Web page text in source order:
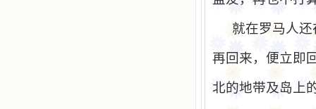
就在罗马人
再回来，便立即
北的地带及岛上